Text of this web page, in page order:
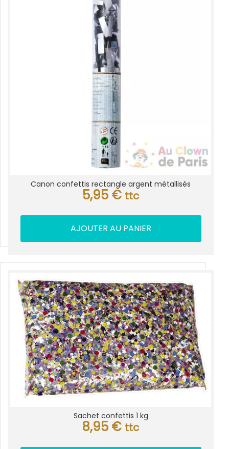
Canon confettis rectangle argent métallisés
5,95 € ttc
AJOUTER AU PANIER
Sachet confettis 1 kg
8,95 € ttc